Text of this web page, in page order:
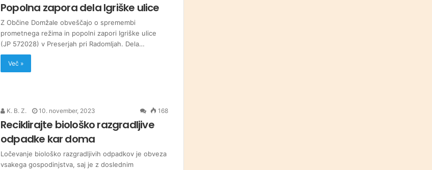
Popolna zapora dela Igriške ulice
Z Občine Domžale obveščajo o spremembi
prometnega režima in popolni zapori Igriške ulice
(JP 572028) v Preserjah pri Radomljah. Dela…
Več »
K. B. Z. 10. november, 2023 168
Reciklirajte biološko razgradljive
odpadke kar doma
Ločevanje biološko razgradljivih odpadkov je obveza
vsakega gospodinjstva, saj je z doslednim